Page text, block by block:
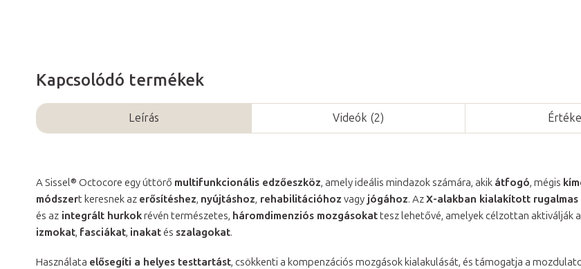
Kapcsolódó termékek
Leírás Videók (2)
A Sissel® Octocore egy úttörő multifunkcionális edzőeszköz, amely ideális mindazok számára, akik átfogó, mégis
módszert keresnek az erősítéshez, nyújtáshoz, rehabilitációhoz vagy jógához. AzX-alakban kialakított rugalmas
és az integrált hurkokrévén természetes, háromdimenziós mozgásokattesz lehetővé, amelyek célzottan aktiválják
izmokat, fasciákat, inakatés szalagokat.
Használata elősegíti a helyes testtartást, csökkenti a kompenzációs mozgások kialakulását, és támogatja a